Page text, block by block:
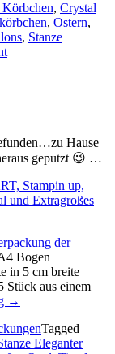
letzter
Minute…“
, Crystal
, Ostern,
, Stanze
Hause
geputzt 😉 …
der
Bogen
in 5 cm breite
aus einem
„Auch
lila
Ostereier…“
→
Tagged
Eleganter